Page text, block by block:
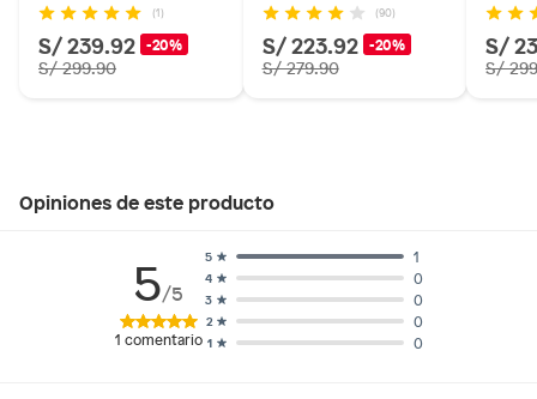
(1)
S/ 239.92 -20%
S/ 299.90
(90)
S/ 223.92 -20%
S/ 279.90
S/
S/
Opiniones de este producto
5/5
1 comentario 1 0
2 0
3 0
4 0
5 1